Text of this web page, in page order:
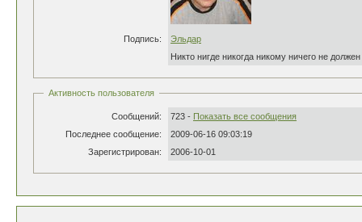
Подпись:
Эльдар
Никто нигде никогда никому ничего не должен
Активность пользователя
Сообщений: 723 - Показать все сообщения
Последнее сообщение:
2009-06-16 09:03:19
Зарегистрирован:
2006-10-01